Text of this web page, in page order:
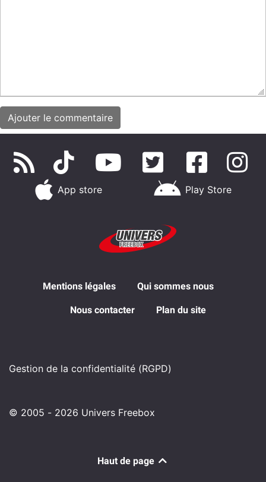
App store Play Store
Mentions légales Qui sommes nous
Nous contacter Plan du site
Gestion de la confidentialité (RGPD)
© 2005 - 2026 Univers Freebox
Haut de page